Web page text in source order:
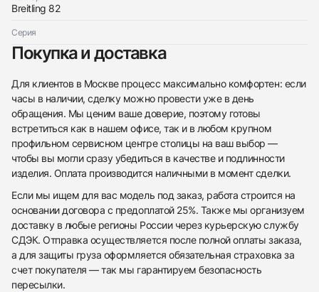
Breitling 82
Серия
Покупка и доставка
Для клиентов в Москве процесс максимально комфортен: если
часы в наличии, сделку можно провести уже в день
обращения. Мы ценим ваше доверие, поэтому готовы
встретиться как в нашем офисе, так и в любом крупном
профильном сервисном центре столицы на ваш выбор —
чтобы вы могли сразу убедиться в качестве и подлинности
изделия. Оплата производится наличными в момент сделки.
Если мы ищем для вас модель под заказ, работа строится на
основании договора с предоплатой 25%. Также мы организуем
доставку в любые регионы России через курьерскую службу
СДЭК. Отправка осуществляется после полной оплаты заказа,
а для защиты груза оформляется обязательная страховка за
счет покупателя — так мы гарантируем безопасность
пересылки.